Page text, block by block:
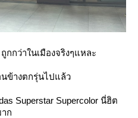
กกว่าในเมืองจริงๆแหละ
างตกรุ่นไปแล้ว
Superstar Supercolor นี่ฮิต
ก